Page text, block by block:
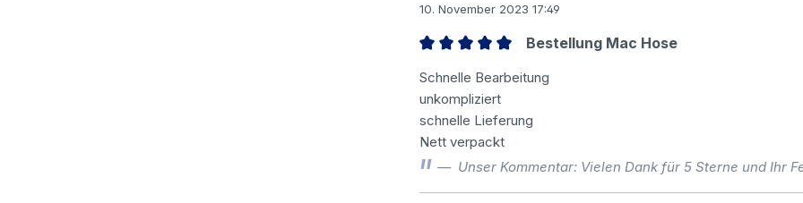
10. November 2023 17:49
Bestellung Mac Hose
Schnelle Bearbeitung
unkompliziert
schnelle Lieferung
Nett verpackt
Unser Kommentar: Vielen Dank für 5 Sterne und Ihr